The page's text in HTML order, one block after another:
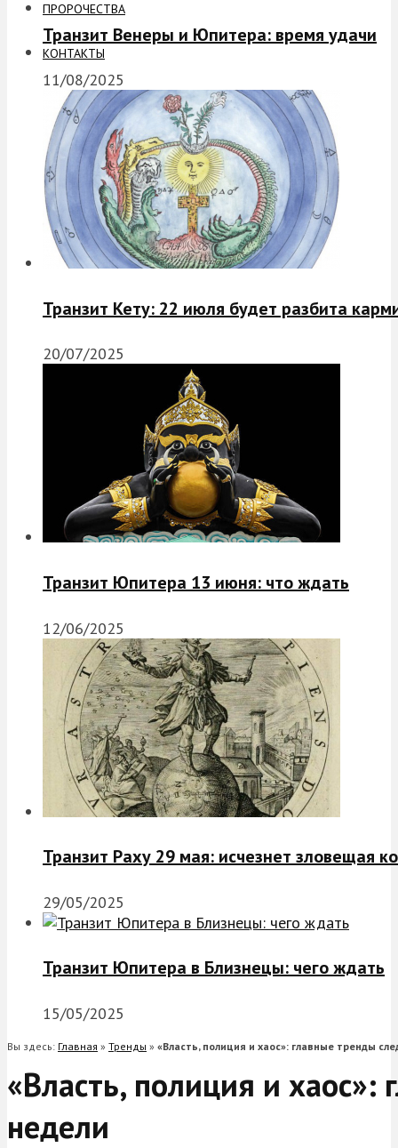
ПРОРОЧЕСТВА
КОНТАКТЫ
Транзит Венеры и Юпитера: время удачи
11/08/2025
Транзит Кету: 22 июля будет разбита
20/07/2025
Транзит Юпитера 13 июня: что ждать
12/06/2025
Транзит Раху 29 мая: исчезнет зловещая
29/05/2025
Транзит Юпитера в Близнецы: чего ждать
15/05/2025
Вы здесь: Главная » Тренды » «Власть, полиция и хаос»: главные тренды
«Власть, полиция и
недели